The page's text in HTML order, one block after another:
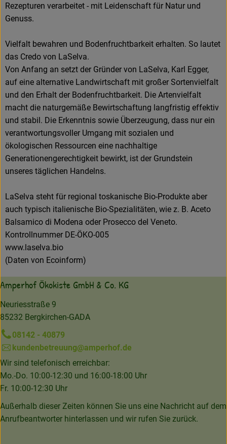
Rezepturen verarbeitet - mit Leidenschaft für Natur und
Genuss.
Vielfalt bewahren und Bodenfruchtbarkeit erhalten. So lautet
das Credo von LaSelva.
Von Anfang an setzt der Gründer von LaSelva, Karl Egger,
auf eine alternative Landwirtschaft mit großer Sortenvielfalt
und den Erhalt der Bodenfruchtbarkeit. Die Artenvielfalt
macht die naturgemäße Bewirtschaftung langfristig effektiv
und stabil. Die Erkenntnis sowie Überzeugung, dass nur ein
verantwortungsvoller Umgang mit sozialen und
ökologischen Ressourcen eine nachhaltige
Generationengerechtigkeit bewirkt, ist der Grundstein
unseres täglichen Handelns.
LaSelva steht für regional toskanische Bio-Produkte aber
auch typisch italienische Bio-Spezialitäten, wie z. B. Aceto
Balsamico di Modena oder Prosecco del Veneto.
Kontrollnummer DE-ÖKO-005
www.laselva.bio
(Daten von Ecoinform)
Amperhof Ökokiste GmbH & Co. KG
Neuriesstraße 9
85232 Bergkirchen-GADA
08142 - 40879
kundenbetreuung@amperhof.de
Wir sind telefonisch erreichbar:
Mo.-Do. 10:00-12:30 und 16:00-18:00 Uhr
Fr. 10:00-12:30 Uhr
Außerhalb dieser Zeiten können Sie uns eine Nachricht auf dem
Anrufbeantworter hinterlassen und wir rufen Sie zurück.